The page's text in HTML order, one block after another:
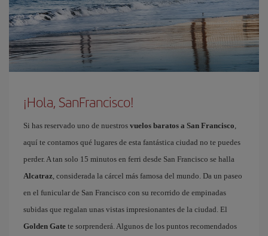
¡Hola, SanFrancisco!
Si has reservado uno de nuestros vuelos baratos a San Francisco,
aquí te contamos qué lugares de esta fantástica ciudad no te puedes
perder. A tan solo 15 minutos en ferri desde San Francisco se halla
Alcatraz, considerada la cárcel más famosa del mundo. Da un paseo
en el funicular de San Francisco con su recorrido de empinadas
subidas que regalan unas vistas impresionantes de la ciudad. El
Golden Gate te sorprenderá. Algunos de los puntos recomendados